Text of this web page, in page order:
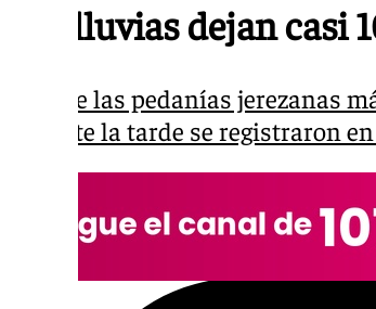
Las lluvias dejan casi
Uno de las pedanías jerezanas
durante la tarde se registraron